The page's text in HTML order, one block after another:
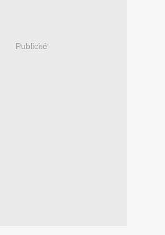
Publicité